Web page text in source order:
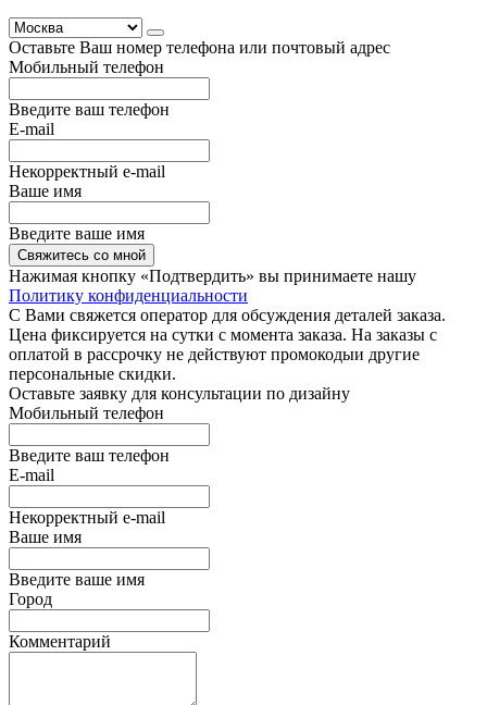
Оставьте Ваш номер телефона или почтовый адрес
Мобильный телефон
Введите ваш телефон
E-mail
Некорректный e-mail
Ваше имя
Введите ваше имя
Свяжитесь со мной
Нажимая кнопку «Подтвердить» вы принимаете нашу
Политику конфиденциальности
С Вами свяжется оператор для обсуждения деталей заказа.
Цена фиксируется на сутки с момента заказа. На заказы с
оплатой в рассрочку не действуют промокодыи другие
персональные скидки.
Оставьте заявку для консультации по дизайну
Мобильный телефон
Введите ваш телефон
E-mail
Некорректный e-mail
Ваше имя
Введите ваше имя
Город
Комментарий